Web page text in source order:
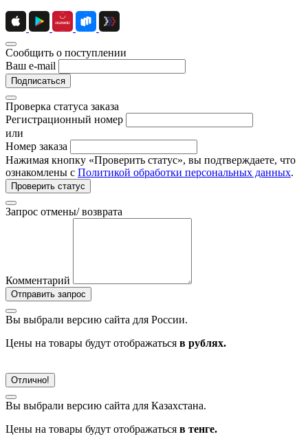
Сообщить о поступлении
Ваш e-mail
Подписаться
Проверка статуса заказа
Регистрационный номер
или
Номер заказа
Нажимая кнопку «Проверить статус», вы подтверждаете, что
ознакомлены с Политикой обработки персональных данных.
Проверить статус
Запрос отмены/ возврата
Комментарий
Отправить запрос
Вы выбрали версию сайта для России.
Цены на товары будут отображаться в рублях.
Отлично!
Вы выбрали версию сайта для Казахстана.
Цены на товары будут отображаться в тенге.